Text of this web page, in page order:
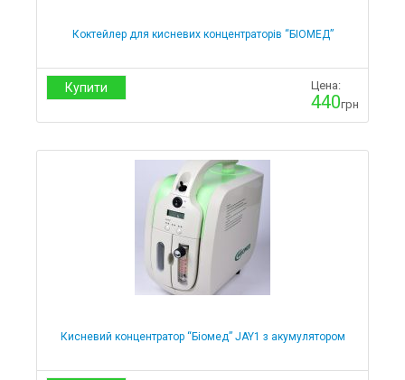
Коктейлер для кисневих концентраторів “БІОМЕД”
Купити Цена:
440грн
Кисневий концентратор “Біомед” JAY1 з акумулятором